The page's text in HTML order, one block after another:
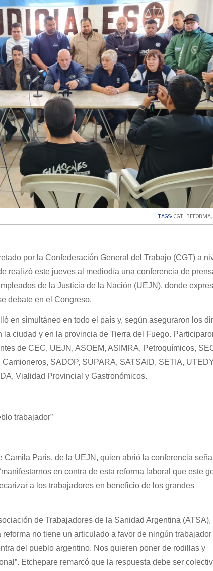
TAGS: CGT , REFORMA,
por la Confederación General del Trabajo (CGT) a
realizó este jueves al mediodía una conferencia de
de la Justicia de la Nación (UEJN), donde
debate en el Congreso.
en simultáneo en todo el país y, según aseguraron los
la ciudad y en la provincia de Tierra del Fuego.
de CEC, UEJN, ASOEM, ASIMRA, Petroquímicos,
SADOP, SUPARA, SATSAID, SETIA,
Vialidad Provincial y Gastronómicos.
trabajador”
Camila Paris, de la UEJN, quien abrió la conferencia
en contra de esta reforma laboral que este
a los trabajadores en beneficio de los grandes
de Trabajadores de la Sanidad Argentina
reforma no tiene un articulado a favor de ningún trabajador
del pueblo argentino. Nos quieren poner de rodillas y
Etchepare remarcó que la respuesta debe ser